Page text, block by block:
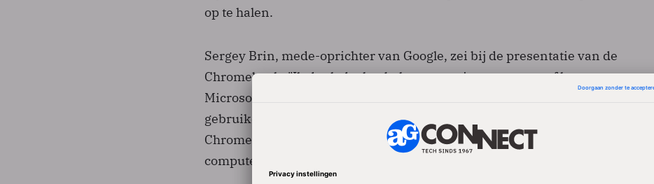
op te halen.
Sergey Brin, mede-oprichter van Google, zei bij de presentatie van de
Chromebook: "Ik denk dat het beheren van je computers, of het nu om
Microsoft of andere OS-leveranciers gaat, echt een marteling is voor de
gebruikers. Dat is een fundamenteel gebrekkig model". Brin betoogde dat de
Chromebook een nieuw model vertegenwoordigt "dat de last van het
computerbeheer niet meer bij jezelf legt".